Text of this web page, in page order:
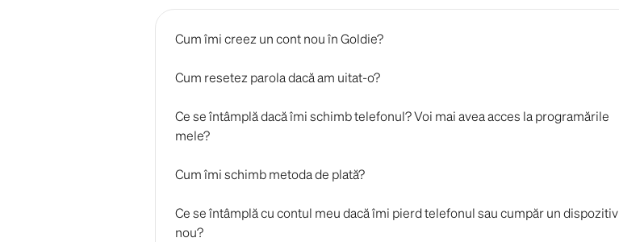
Cum îmi creez un cont nou în Goldie?
Cum resetez parola dacă am uitat-o?
Ce se întâmplă dacă îmi schimb telefonul? Voi mai avea acces la programările
mele?
Cum îmi schimb metoda de plată?
Ce se întâmplă cu contul meu dacă îmi pierd telefonul sau cumpăr un dispozitiv
nou?